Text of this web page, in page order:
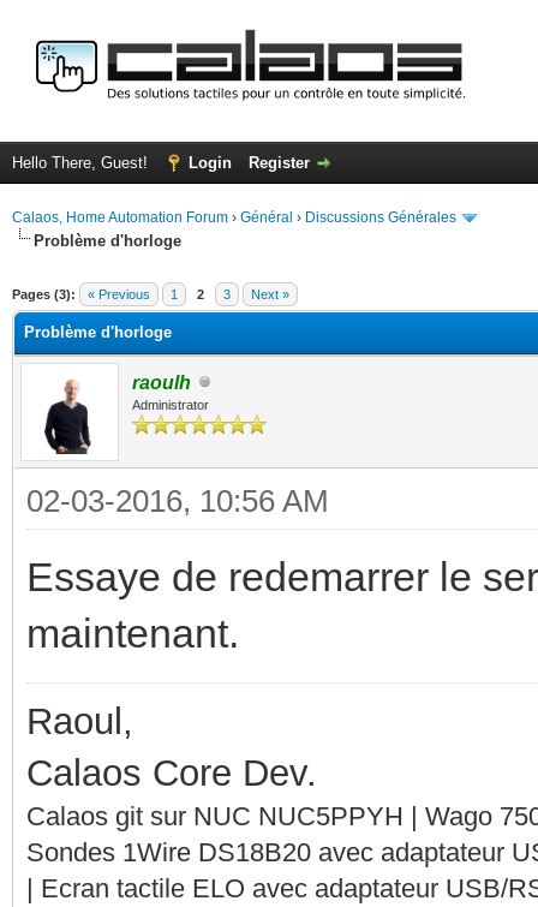
Hello There, Guest! Login Register
Calaos, Home Automation Forum › Général › Discussions Générales
Problème d'horloge
Pages (3): « Previous 1 2 3 Next »
Problème d'horloge
raoulh
Administrator
02-03-2016, 10:56 AM
Essaye de redemarrer le
maintenant.
Raoul,
Calaos Core Dev.
Calaos git sur NUC NUC5PPYH | Wago
Sondes 1Wire DS18B20 avec adaptateur
| Ecran tactile ELO avec adaptateur USB/